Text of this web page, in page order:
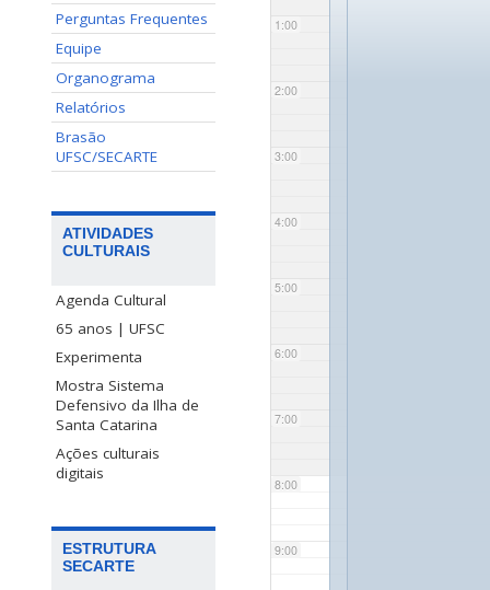
Perguntas Frequentes
Equipe
Organograma
Relatórios
Brasão
UFSC/SECARTE
ATIVIDADES
CULTURAIS
Agenda Cultural
65 anos | UFSC
Experimenta
Mostra Sistema
Defensivo da Ilha de
Santa Catarina
Ações culturais
digitais
ESTRUTURA
SECARTE
1:00
2:00
3:00
4:00
5:00
6:00
7:00
8:00
9:00